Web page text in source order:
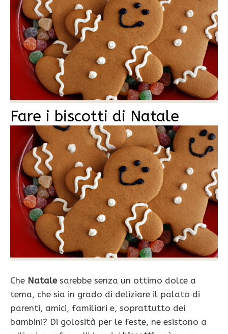
Fare i biscotti di Natale
Che Natalesarebbe senza un ottimo dolce a
tema, che sia in grado di deliziare il palato di
parenti, amici, familiari e, soprattutto dei
bambini? Di golosità per le feste, ne esistono a